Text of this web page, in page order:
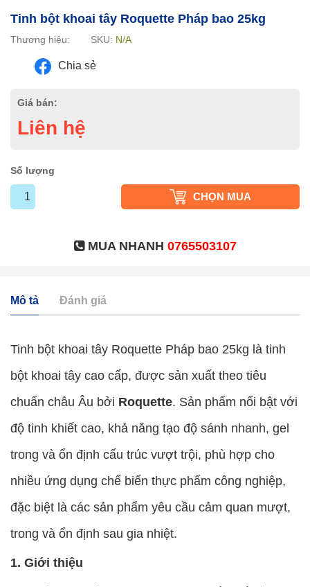
Tinh bột khoai tây Roquette Pháp bao 25kg
Thương hiệu: SKU: N/A
Chia sẻ
Giá bán:
Liên hệ
Số lượng
CHỌN MUA
MUA NHANH 0765503107
Mô tả Đánh giá
Tinh bột khoai tây Roquette Pháp bao 25kg là tinh
bột khoai tây cao cấp, được sản xuất theo tiêu
chuẩn châu Âu bởi Roquette. Sản phẩm nổi bật với
độ tinh khiết cao, khả năng tạo độ sánh nhanh, gel
trong và ổn định cấu trúc vượt trội, phù hợp cho
nhiều ứng dụng chế biến thực phẩm công nghiệp,
đặc biệt là các sản phẩm yêu cầu cảm quan mượt,
trong và ổn định sau gia nhiệt.
1. Giới thiệu